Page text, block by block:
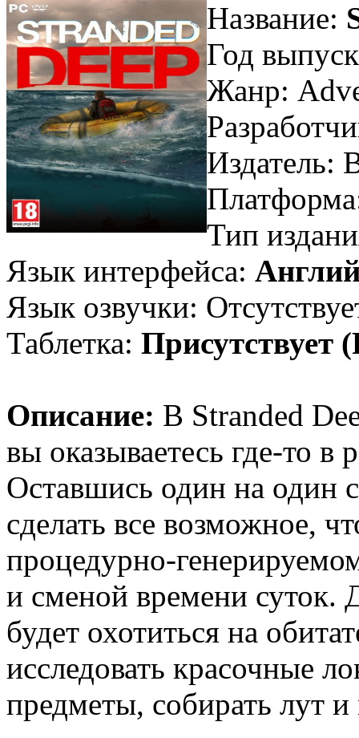
Название:
Год
Жанр:
Издатель:
Тип
Язык интерфейса:
Язык озвучки:
Таблетка: Присутствует
Описание: В Stranded
вы оказываетесь где-то в
Оставшись один на один
сделать все возможное,
процедурно-
и сменой времени суток.
будет охотиться на
исследовать красочные
предметы, собирать лут и